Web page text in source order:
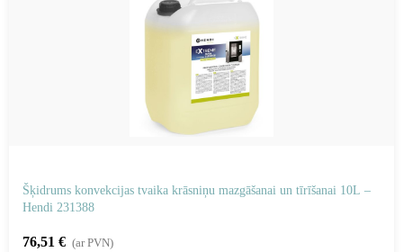
Šķidrums konvekcijas tvaika krāsniņu mazgāšanai un tīrīšanai 10L –
Hendi 231388
76,51 € (ar PVN)